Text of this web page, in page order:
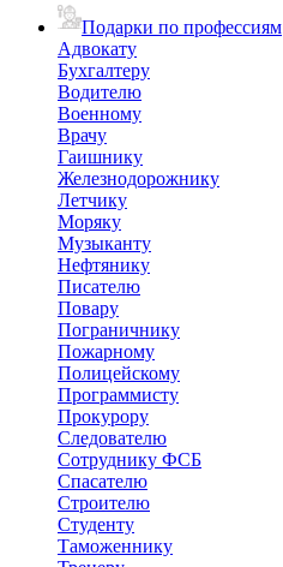
Подарки по профессиям
Адвокату
Бухгалтеру
Водителю
Военному
Врачу
Гаишнику
Железнодорожнику
Летчику
Моряку
Музыканту
Нефтянику
Писателю
Повару
Пограничнику
Пожарному
Полицейскому
Программисту
Прокурору
Следователю
Сотруднику ФСБ
Спасателю
Строителю
Студенту
Таможеннику